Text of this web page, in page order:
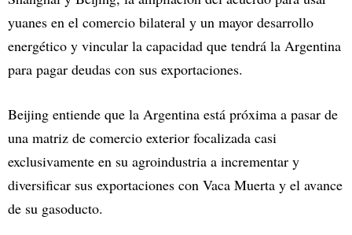
yuanes en el comercio bilateral y un mayor desarrollo
energético y vincular la capacidad que tendrá la Argentina
para pagar deudas con sus exportaciones.
Beijing entiende que la Argentina está próxima a pasar de
una matriz de comercio exterior focalizada casi
exclusivamente en su agroindustria a incrementar y
diversificar sus exportaciones con Vaca Muerta y el avance
de su gasoducto.